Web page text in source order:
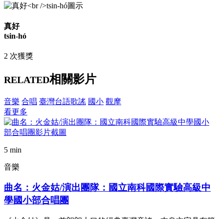
真好
tsin-hó
2 次獲獎
RELATED相關影片
音樂 合唱 臺灣台語歌謠 國小 觀摩
看更多
5 min
音樂
曲名：火金姑/演出團隊：國立南科國際實驗高級中
學國小部合唱團